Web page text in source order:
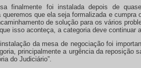
finalmente foi instalada depois de
queremos que ela seja formalizada e
de solução para os vários
isso aconteça, a categoria deve continuar
da mesa de negociação foi
principalmente a urgência da
do Judiciário”.